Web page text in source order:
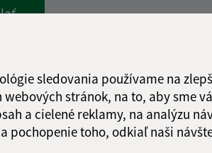
sledovania používame na
stránok, na to, aby sme
a cielené reklamy, na analýzu
pochopenie toho, odkiaľ naši
Response